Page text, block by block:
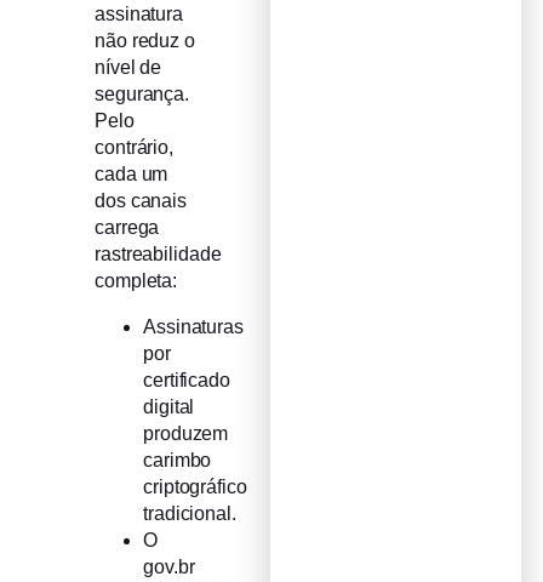
assinatura
não reduz o
nível de
segurança.
Pelo
contrário,
cada um
dos canais
carrega
rastreabilidade
completa:
Assinaturas
por
certificado
digital
produzem
carimbo
criptográfico
tradicional.
O
gov.br